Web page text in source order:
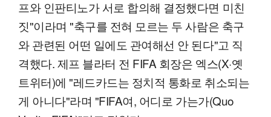
프와 인판티노가 서로 합의해 결정했다면 미친
짓"이라며 "축구를 전혀 모르는 두 사람은 축구
와 관련된 어떤 일에도 관여해선 안 된다"고 직
격했다. 제프 블라터 전 FIFA 회장은 엑스(X·옛
트위터)에 "레드카드는 정치적 통화로 취소되는
게 아니다"라며 "FIFA여, 어디로 가는가(Quo